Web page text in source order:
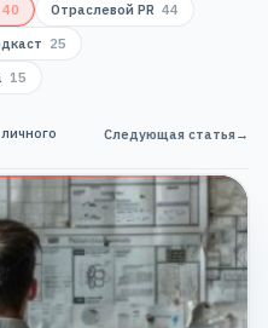
40 Отраслевой PR 44
25
15
Следующая статья→